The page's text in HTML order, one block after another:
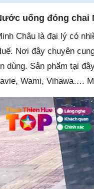
uống đóng chai
Châu là đại lý có
Nơi đây chuyên
dùng. Sản phẩm tại
Wami, Vihawa….